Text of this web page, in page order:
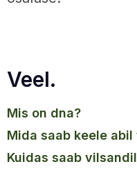
Veel.
mis on dna?
mida saab keele
kuidas saab